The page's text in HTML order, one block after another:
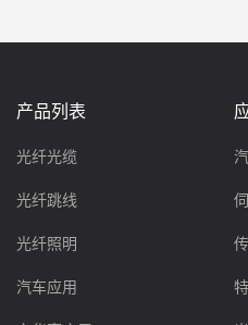
产品列表
光纤光缆
光纤跳线
光纤照明
汽车应用